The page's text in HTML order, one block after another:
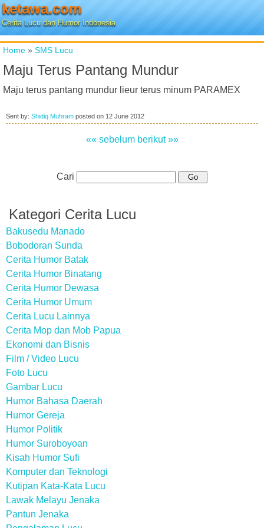
ketawa.com
Cerita Lucu dan Humor Indonesia
Home » SMS Lucu
Maju Terus Pantang Mundur
Maju terus pantang mundur lieur terus minum PARAMEX
Sent by: Shidiq Muhram posted on 12 June 2012
«« sebelum berikut »»
Cari
Kategori Cerita Lucu
Bakusedu Manado
Bobodoran Sunda
Cerita Humor Batak
Cerita Humor Binatang
Cerita Humor Dewasa
Cerita Humor Umum
Cerita Lucu Lainnya
Cerita Mop dan Mob Papua
Ekonomi dan Bisnis
Film / Video Lucu
Foto Lucu
Gambar Lucu
Humor Bahasa Daerah
Humor Gereja
Humor Politik
Humor Suroboyoan
Kisah Humor Sufi
Komputer dan Teknologi
Kutipan Kata-Kata Lucu
Lawak Melayu Jenaka
Pantun Jenaka